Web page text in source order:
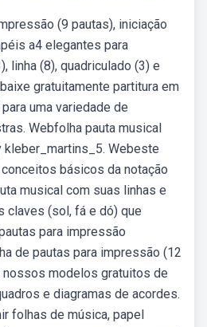
(9 pautas), iniciação
a4 elegantes para
linha (8), quadriculado (3) e
gratuitamente partitura em
uma variedade de
Webfolha pauta musical
kleber_martins_5. Webeste
básicos da notação
musical com suas linhas e
claves (sol, fá e dó) que
para impressão
de pautas para impressão (12
nossos modelos gratuitos de
e diagramas de acordes.
folhas de música, papel